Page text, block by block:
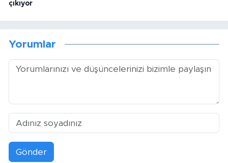
çıkıyor
Yorumlar
Gönder